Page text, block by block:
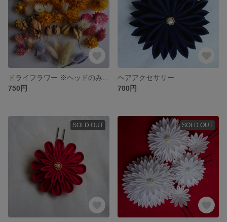
750円
ヘアアクセサリー
700円
SOLD OUT SOLD OUT